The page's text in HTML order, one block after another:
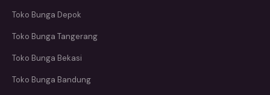
Toko Bunga Depok
Toko Bunga Tangerang
Toko Bunga Bekasi
Toko Bunga Bandung